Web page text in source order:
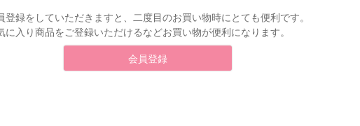
登録をしていただきますと、二度目のお買い物時にとても便利です。
に入り商品をご登録いただけるなどお買い物が便利になります。
会員登録